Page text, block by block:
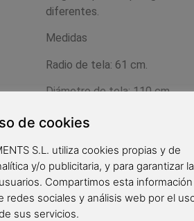
diferentes.
Medidas
Radio de tela: 61 cm.
Diámetro de tela: 110 cm.
Largo: 90 cm.
19,00€
Out of stock
de cookies
S.L. utiliza cookies propias y de
y/o publicitaria, y para garantizar la
Compartimos esta información
sociales y análisis web por el
sus servicios.